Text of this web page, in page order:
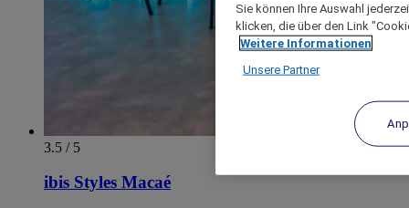
3.5 / 5
ibis Styles Macaé
Sie können Ihre Auswahl
klicken, die über den Link
Weitere Informationen
Unsere Partner